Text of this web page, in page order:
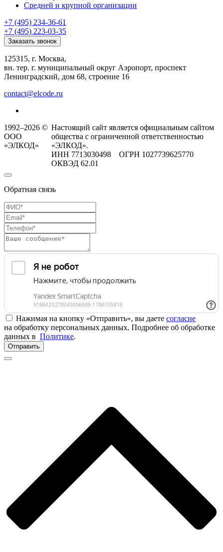
Средней и крупной организации
+7 (495) 234-36-61
+7 (495) 223-03-35
Заказать звонок
125315, г. Москва,
вн. тер. г. муниципальный округ Аэропорт, проспект
Ленинградский, дом 68, строение 16
contact@elcode.ru
1992–2026 ©
ООО
«ЭЛКОД»
Настоящий сайт является официальным сайтом
общества с ограниченной ответственностью
«ЭЛКОД».
ИНН 7713030498 ОГРН 1027739625770
ОКВЭД 62.01
Обратная связь
Нажимая на кнопку «Отправить», вы даете согласие
на обработку персональных данных. Подробнее об обработке
данных в Политике.
Отправить